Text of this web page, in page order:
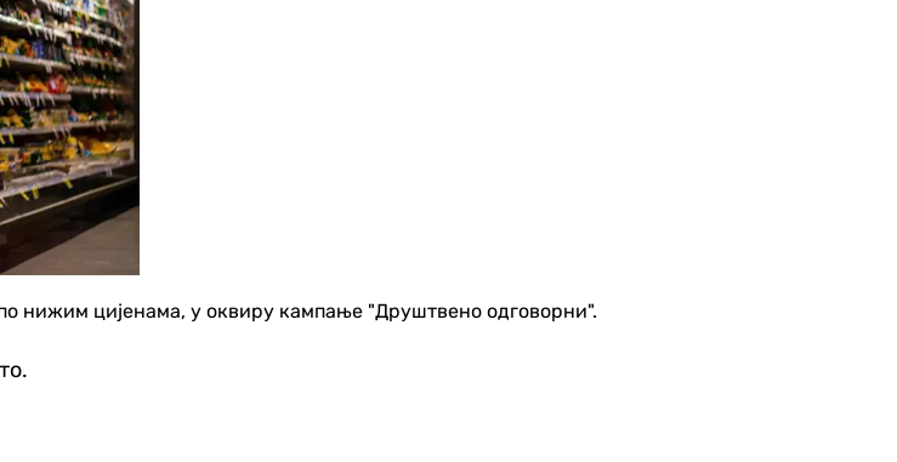
нижим цијенама, у оквиру кампање "Друштвено одговорни".